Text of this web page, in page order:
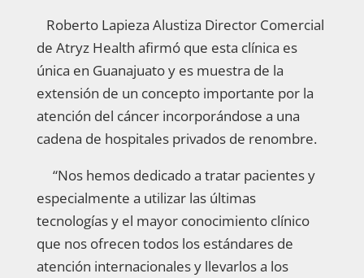
Roberto Lapieza Alustiza Director Comercial
de Atryz Health afirmó que esta clínica es
única en Guanajuato y es muestra de la
extensión de un concepto importante por la
atención del cáncer incorporándose a una
cadena de hospitales privados de renombre.
“Nos hemos dedicado a tratar pacientes y
especialmente a utilizar las últimas
tecnologías y el mayor conocimiento clínico
que nos ofrecen todos los estándares de
atención internacionales y llevarlos a los